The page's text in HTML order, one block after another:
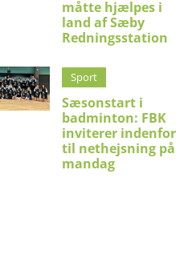
måtte hjælpes i
land af Sæby
Redningsstation
Sport
Sæsonstart i
badminton: FBK
inviterer indenfor
til nethejsning på
mandag